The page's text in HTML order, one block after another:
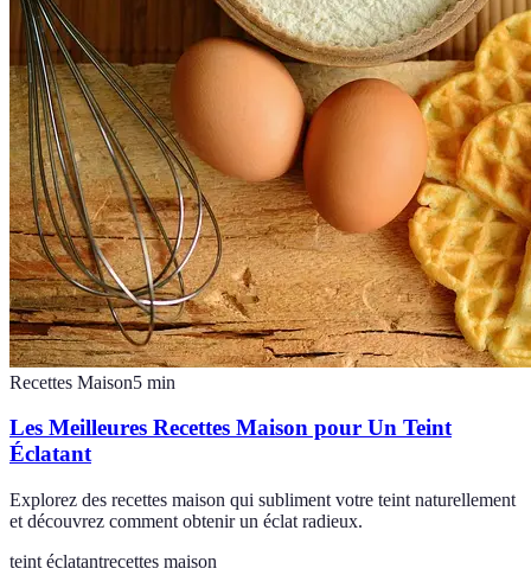
Recettes Maison5 min
Les Meilleures Recettes Maison pour Un Teint
Éclatant
Explorez des recettes maison qui subliment votre teint naturellement
et découvrez comment obtenir un éclat radieux.
teint éclatantrecettes maison